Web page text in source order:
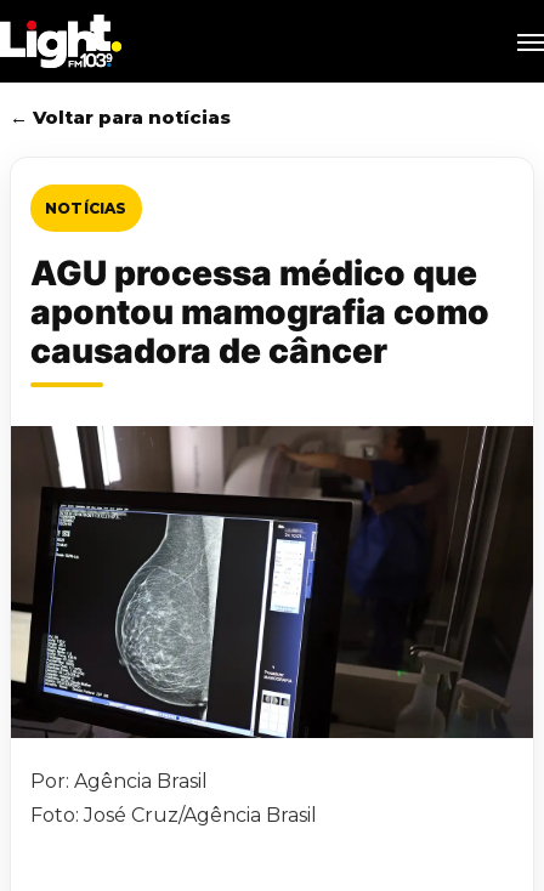
to
main
content
← Voltar para notícias
NOTÍCIAS
AGU processa médico que
apontou mamografia como
causadora de câncer
Por: Agência Brasil
Foto: José Cruz/Agência Brasil